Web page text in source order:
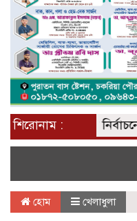
শিরোনাম :
রাষ্ট্রপতি নির্বাচনে
হোম খেলাধুলা